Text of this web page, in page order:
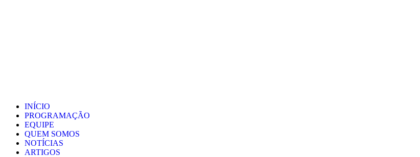
INÍCIO
PROGRAMAÇÃO
EQUIPE
QUEM SOMOS
NOTÍCIAS
ARTIGOS